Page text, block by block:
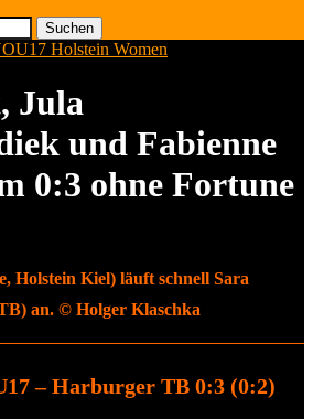
Suchen
U17 Holstein Women
Jula
und Fabienne
0:3 ohne Fortune
Holstein Kiel) läuft schnell Sara
an. © Holger Klaschka
– Harburger TB 0:3 (0:2)